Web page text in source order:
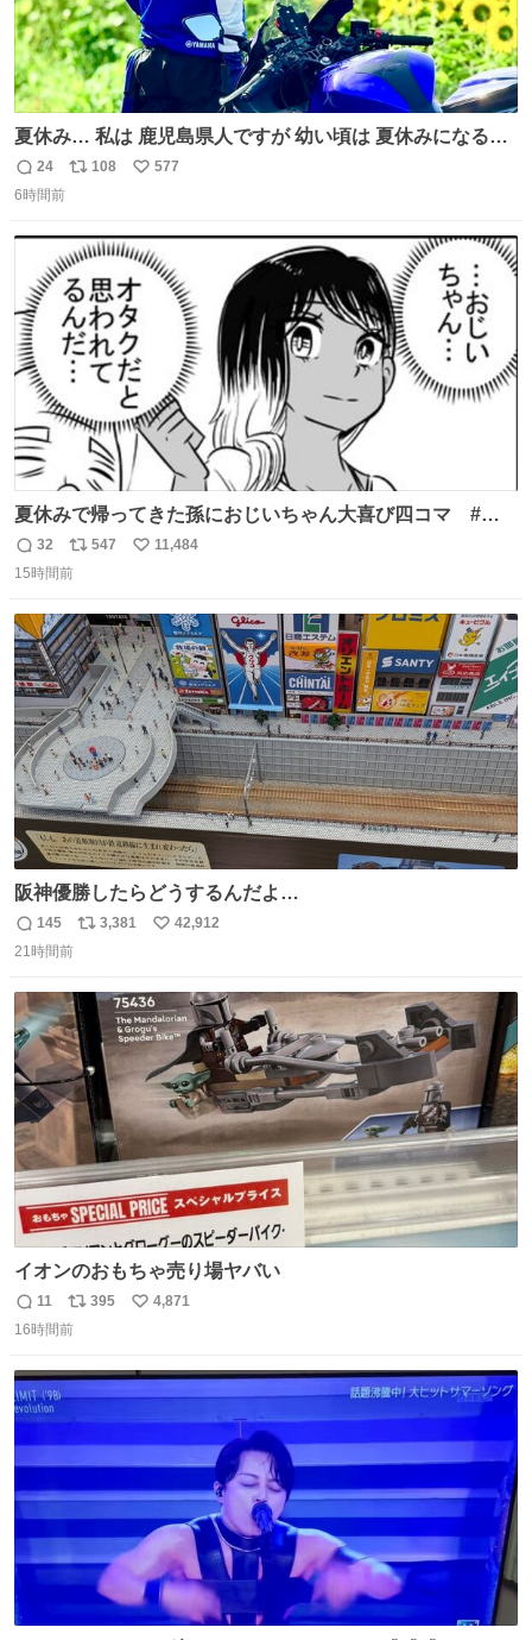
夏休み… 私は 鹿児島県人ですが 幼い頃は 夏休みになると
母の郷… 山梨へ遊びに行くのが楽しみでした 母の実家へ 1
ヶ月近く泊まって … … 今の私は 医療従事者 お盆休み？ﾅﾆ
景 淡い記憶 そんな思い出の風景… ありますか？
返
信
24
リ
ト
数
108
い
数
577
6時間前
夏休みで帰ってきた孫におじいちゃん大喜び四コマ #四
コマ漫画 #Web漫画 #漫画が読めるハッシュタグ
返
信
32
リ
ポ
ト
数
547
い
数
11,484
15時間前
阪神優勝したらどうするんだよ…
返
信
145
リ
ト
数
3,381
い
数
42,912
21時間前
イオンのおもちゃ売り場ヤバい
返
信
11
リ
ポ
ト
395
い
数
4,871
16時間前